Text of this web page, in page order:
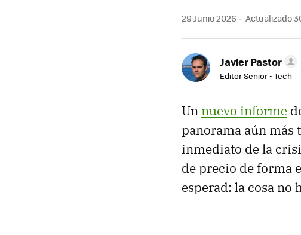
29 Junio 2026 Actualizado
Javier Pastor
Editor Senior - Tech
Un nuevo informe
panorama aún más
inmediato de la
de precio de forma
esperad: la cosa no